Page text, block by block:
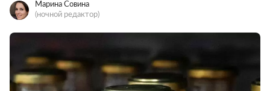
Марина Совина
(ночной редактор)